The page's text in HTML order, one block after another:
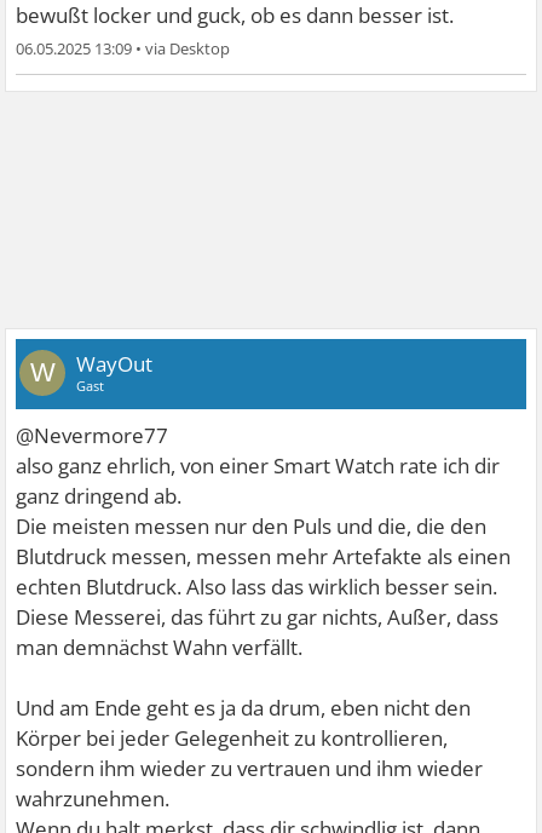
bewußt locker und guck, ob es dann besser ist.
06.05.2025 13:09 •
W WayOut
Gast
@Nevermore77
also ganz ehrlich, von einer Smart Watch rate ich dir
ganz dringend ab.
Die meisten messen nur den Puls und die, die den
Blutdruck messen, messen mehr Artefakte als einen
echten Blutdruck. Also lass das wirklich besser sein.
Diese Messerei, das führt zu gar nichts, Außer, dass
man demnächst Wahn verfällt.
Und am Ende geht es ja da drum, eben nicht den
Körper bei jeder Gelegenheit zu kontrollieren,
sondern ihm wieder zu vertrauen und ihm wieder
wahrzunehmen.